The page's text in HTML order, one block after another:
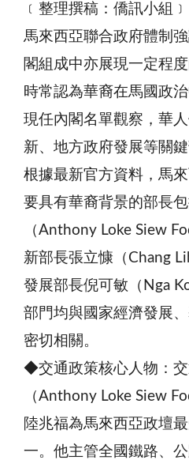
﹝整理撰稿：僑訊小組﹞
馬來西亞聯合政府體制
閣組成中亦展現一定程
時常認為華裔在馬國政
現任內閣名單觀察，華
新、地方政府發展等關
根據最新官方資料，馬
要具有華裔背景的部長
（Anthony Loke Siew
新部長張立慷（Chang
發展部長倪可敏（Nga
部門均與國家經濟發展
密切相關。
◆交通政策核心人物：
（Anthony Loke Siew
陸兆福為馬來西亞政壇
一。他主管全國鐵路、